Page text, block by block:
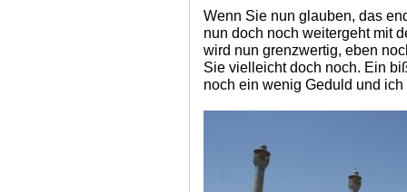
Wenn Sie nun glauben, das
nun doch noch weitergeht mit
wird nun grenzwertig, eben
Sie vielleicht doch noch. Ein
noch ein wenig Geduld und